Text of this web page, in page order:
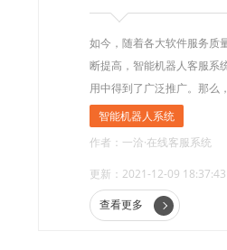
如今，随着各大软件服务质
断提高，智能机器人客服系
用中得到了广泛推广。那么
系统为什么能在商业中广泛应
智能机器人系统
作者：一洽·在线客服系统
更新：2021-12-09 18:37:43
查看更多